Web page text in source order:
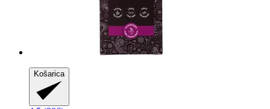
Košarica